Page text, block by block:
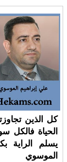
كل الذين
الحياة فالكل
يسلم الراية
الموسوي